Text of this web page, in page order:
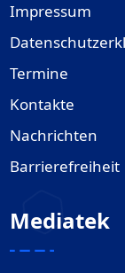
Impressum
Termine
Kontakte
Nachrichten
Barrierefreiheit
Mediatek